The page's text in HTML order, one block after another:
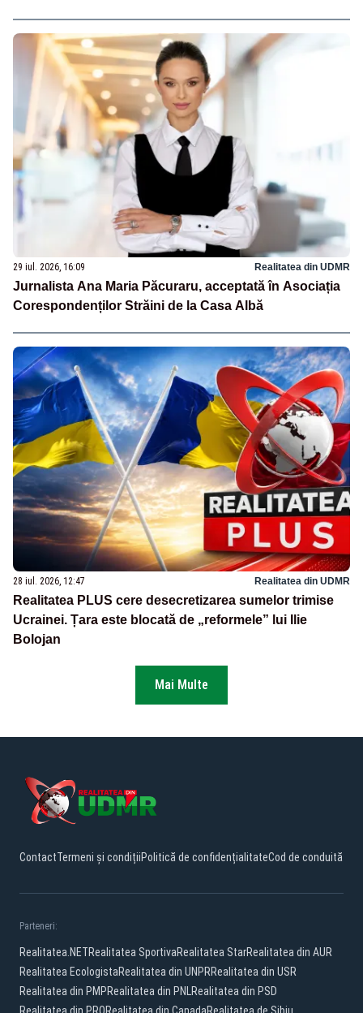
29 iul. 2026, 16:09 Realitatea din UDMR
Jurnalista Ana Maria Păcuraru, acceptată în Asociația
Corespondenților Străini de la Casa Albă
28 iul. 2026, 12:47 Realitatea din UDMR
Realitatea PLUS cere desecretizarea sumelor trimise
Ucrainei. Țara este blocată de „reformele” lui Ilie
Bolojan
Mai Multe
ContactTermeni și condițiiPolitică de confidențialitateCod de conduită
Parteneri:
Realitatea.NETRealitatea SportivaRealitatea StarRealitatea din AUR
Realitatea EcologistaRealitatea din UNPRRealitatea din USR
Realitatea din PMPRealitatea din PNLRealitatea din PSD